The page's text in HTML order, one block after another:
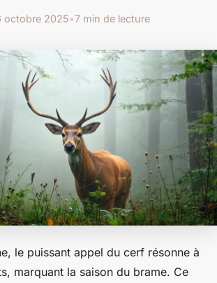
octobre 2025•7 min de lecture
le puissant appel du cerf résonne à
marquant la saison du brame. Ce